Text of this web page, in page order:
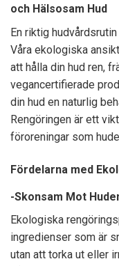
och Hälsosam Hud
En riktig
Våra ekologiska
att hålla din hud ren,
vegancertifierade
din hud en naturlig
Rengöringen är ett
föroreningar som
Fördelarna med
-Skonsam Mot
Ekologiska
ingredienser som är
utan att torka ut eller